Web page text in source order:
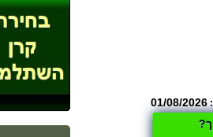
:
01/08/2026